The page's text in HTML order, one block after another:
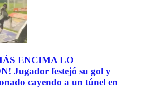
ENCIMA LO
Jugador festejó su gol y
cayendo a un túnel en